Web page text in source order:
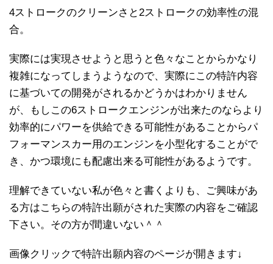
4ストロークのクリーンさと2ストロークの効率性の混
合。
実際には実現させようと思うと色々なことからかなり
複雑になってしまうようなので、実際にこの特許内容
に基づいての開発がされるかどうかはわかりません
が、もしこの6ストロークエンジンが出来たのならより
効率的にパワーを供給できる可能性があることからパ
フォーマンスカー用のエンジンを小型化することがで
き、かつ環境にも配慮出来る可能性があるようです。
理解できていない私が色々と書くよりも、ご興味があ
る方はこちらの特許出願がされた実際の内容をご確認
下さい。その方が間違いない＾＾
画像クリックで特許出願内容のページが開きます↓